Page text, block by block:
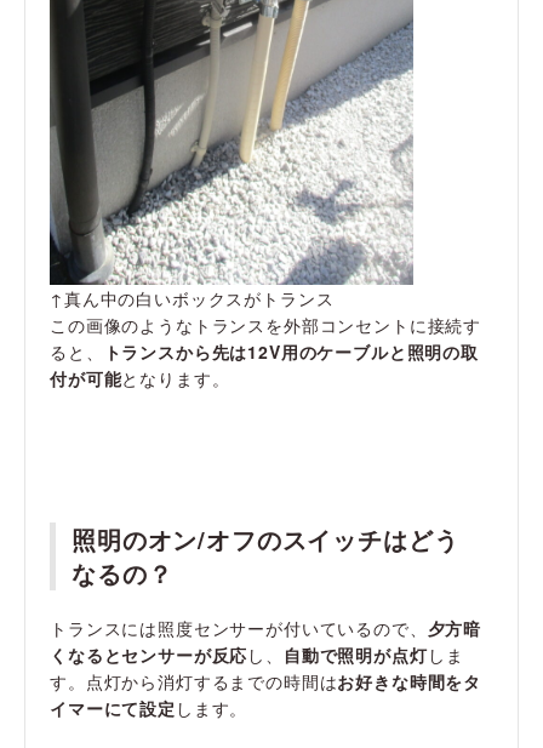
↑真ん中の白いボックスがトランス
この画像のようなトランスを外部コンセントに接続す
ると、
トランスから先は12V用のケーブルと照明の取
付が可能となります。
照明のオン/オフのスイッチはどう
なるの？
トランスには照度センサーが付いているので、 夕方暗
くなるとセンサーが反応 し、 自動で照明が点灯しま
す。点灯から消灯するまでの時間はお好きな時間をタ
イマーにて設定 します。